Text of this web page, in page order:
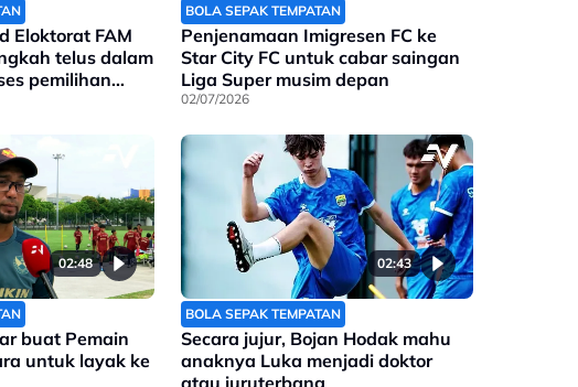
Eloktorat FAM
telus dalam
pemilihan
tersusun
BOLA SEPAK TEMPATAN
Penjenamaan Imigresen FC ke
Star City FC untuk cabar saingan
Liga Super musim depan
02/07/2026
02:48
buat Pemain
untuk layak ke
02:43
BOLA SEPAK TEMPATAN
Secara jujur, Bojan Hodak mahu
anaknya Luka menjadi doktor